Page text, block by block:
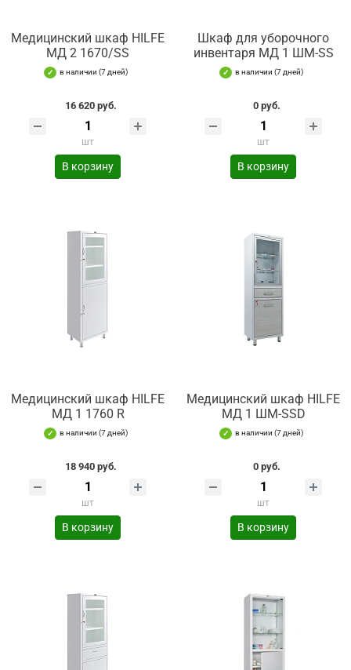
Медицинский шкаф HILFE
МД 2 1670/SS
в наличии (7 дней)
16 620 руб.
шт
В корзину
Шкаф для уборочного
инвентаря МД 1 ШМ-SS
в наличии (7 дней)
0 руб.
шт
В корзину
Медицинский шкаф HILFE
МД 1 1760 R
в наличии (7 дней)
18 940 руб.
шт
В корзину
Медицинский шкаф HILFE
МД 1 ШМ-SSD
в наличии (7 дней)
0 руб.
шт
В корзину